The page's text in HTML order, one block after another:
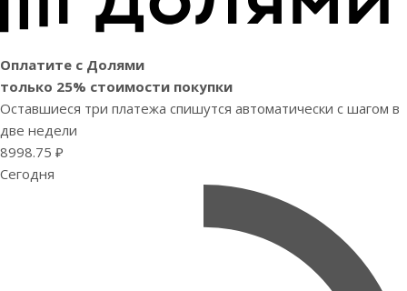
Оплатите с Долями
только 25% стоимости покупки
Оставшиеся три платежа спишутся автоматически с шагом в
две недели
8998.75 ₽
Сегодня